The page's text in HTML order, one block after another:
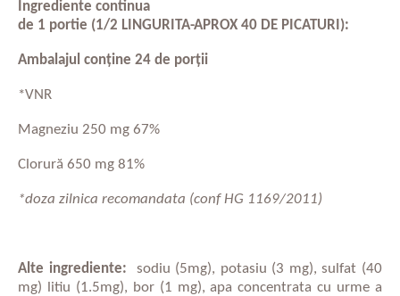
Ingrediente continua
de 1 portie (1/2 LINGURITA-APROX 40 DE PICATURI):
Ambalajul conține 24 de porții
*VNR
Magneziu 250 mg 67%
Clorură 650 mg 81%
*doza zilnica recomandata (conf HG 1169/2011)
Alte ingrediente:
sodiu (5mg), potasiu (3 mg), sulfat (40
mg)
litiu (1.5mg), bor (1 mg), apa concentrata cu urme a